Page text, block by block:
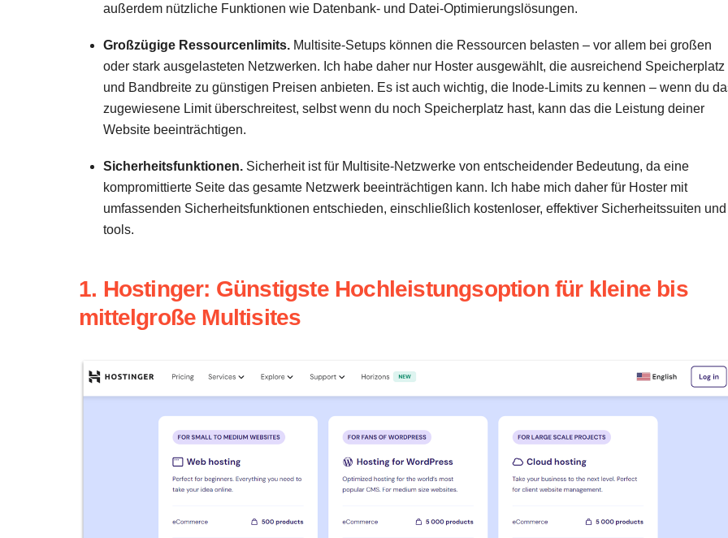
außerdem nützliche Funktionen wie Datenbank- und Datei-Optimierungslösungen.
Großzügige Ressourcenlimits. Multisite-Setups können die Ressourcen belasten – vor allem bei großen
oder stark ausgelasteten Netzwerken. Ich habe daher nur Hoster ausgewählt, die ausreichend Speicherplatz
und Bandbreite zu günstigen Preisen anbieten. Es ist auch wichtig, die Inode-Limits zu kennen – wenn du
zugewiesene Limit überschreitest, selbst wenn du noch Speicherplatz hast, kann das die Leistung deiner
Website beeinträchtigen.
Sicherheitsfunktionen. Sicherheit ist für Multisite-Netzwerke von entscheidender Bedeutung, da eine
kompromittierte Seite das gesamte Netzwerk beeinträchtigen kann. Ich habe mich daher für Hoster mit
umfassenden Sicherheitsfunktionen entschieden, einschließlich kostenloser, effektiver Sicherheitssuiten und
tools.
1. Hostinger: Günstigste Hochleistungsoption für kleine bis
mittelgroße Multisites